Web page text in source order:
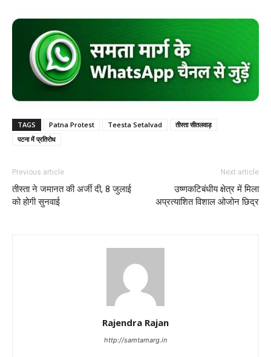
TAGS Patna Protest Teesta Setalvad
तीस्ता सीतलवाड़
पटना में प्रतिरोध
Previous article
तीस्ता ने जमानत की अर्जी दी, 8 जुलाई
को होगी सुनवाई
Next article
उष्णकटिबंधीय क्षेत्र में मिला
अप्रत्याशित विशाल ओजोन छिद्र
Rajendra Rajan
http://samtamarg.in